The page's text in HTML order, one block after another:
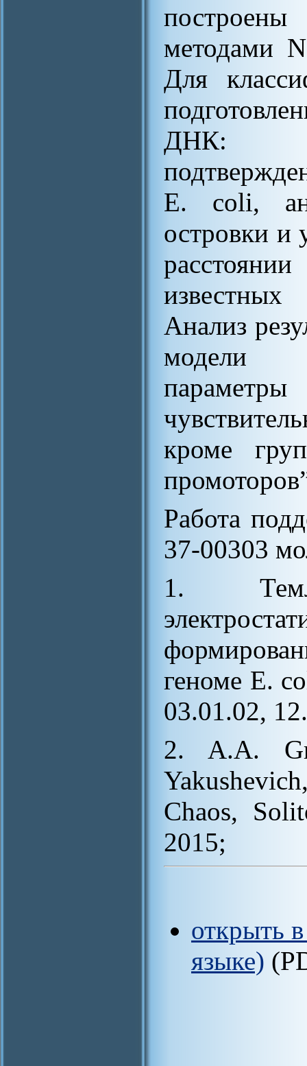
методами
Для
ДНК:
E. coli,
островки и
известных
Анализ
модели
параметры
кроме
Работа
37-00303
1.
геноме E.
03.01.02,
2. A.A.
Chaos,
2015;
открыть
языке)